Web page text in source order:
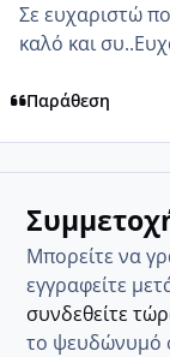
Σε ευχαριστώ
καλό και
Παράθεση
Μπορείτε να
εγγραφείτε
συνδεθείτε
το ψευδώνυμό